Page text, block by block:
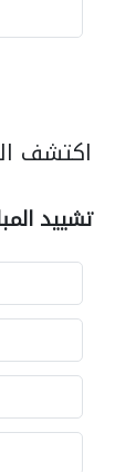
اكتشف
تشييد